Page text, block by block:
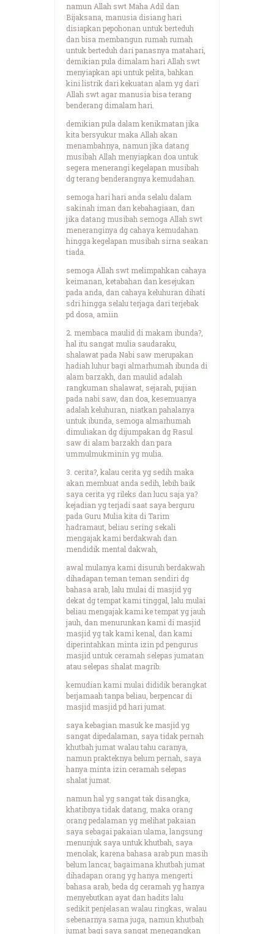
namun Allah swt Maha Adil dan
Bijaksana, manusia disiang hari
disiapkan pepohonan untuk berteduh
dan bisa membangun rumah rumah
untuk berteduh dari panasnya matahari,
demikian pula dimalam hari Allah swt
menyiapkan api untuk pelita, bahkan
kini listrik dari kekuatan alam yg dari
Allah swt agar manusia bisa terang
benderang dimalam hari.
demikian pula dalam kenikmatan jika
kita bersyukur maka Allah akan
menambahnya, namun jika datang
musibah Allah menyiapkan doa untuk
segera menerangi kegelapan musibah
dg terang benderangnya kemudahan.
semoga hari hari anda selalu dalam
sakinah iman dan kebahagiaan, dan
jika datang musibah semoga Allah swt
meneranginya dg cahaya kemudahan
hingga kegelapan musibah sirna seakan
tiada.
semoga Allah swt melimpahkan cahaya
keimanan, ketabahan dan kesejukan
pada anda, dan cahaya keluhuran dihati
sdri hingga selalu terjaga dari terjebak
pd dosa, amiin
2. membaca maulid di makam ibunda?,
hal itu sangat mulia saudaraku,
shalawat pada Nabi saw merupakan
hadiah luhur bagi almarhumah ibunda di
alam barzakh, dan maulid adalah
rangkuman shalawat, sejarah, pujian
pada nabi saw, dan doa, kesemuanya
adalah keluhuran, niatkan pahalanya
untuk ibunda, semoga almarhumah
dimuliakan dg dijumpakan dg Rasul
saw di alam barzakh dan para
ummulmukminin yg mulia.
3. cerita?, kalau cerita yg sedih maka
akan membuat anda sedih, lebih baik
saya cerita yg rileks dan lucu saja ya?
kejadian yg terjadi saat saya berguru
pada Guru Mulia kita di Tarim
hadramaut, beliau sering sekali
mengajak kami berdakwah dan
mendidik mental dakwah,
awal mulanya kami disuruh berdakwah
dihadapan teman teman sendiri dg
bahasa arab, lalu mulai di masjid yg
dekat dg tempat kami tinggal, lalu mulai
beliau mengajak kami ke tempat yg jauh
jauh, dan menurunkan kami di masjid
masjid yg tak kami kenal, dan kami
diperintahkan minta izin pd pengurus
masjid untuk ceramah selepas jumatan
atau selepas shalat magrib.
kemudian kami mulai dididik berangkat
berjamaah tanpa beliau, berpencar di
masjid masjid pd hari jumat.
saya kebagian masuk ke masjid yg
sangat dipedalaman, saya tidak pernah
khutbah jumat walau tahu caranya,
namun prakteknya belum pernah, saya
hanya minta izin ceramah selepas
shalat jumat.
namun hal yg sangat tak disangka,
khatibnya tidak datang, maka orang
orang pedalaman yg melihat pakaian
saya sebagai pakaian ulama, langsung
menunjuk saya untuk khutbah, saya
menolak, karena bahasa arab pun masih
belum lancar, bagaimana khutbah jumat
dihadapan orang yg hanya mengerti
bahasa arab, beda dg ceramah yg hanya
menyebutkan ayat dan hadits lalu
sedikit penjelasan walau ringkas, walau
sebenarnya sama juga, namun khutbah
jumat bagi saya sangat menegangkan